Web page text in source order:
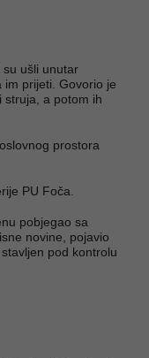
su ušli unutar
prijeti. Govorio je
struja, a potom ih
prostora
PU Foča.
pobjegao sa
novine, pojavio
pod kontrolu